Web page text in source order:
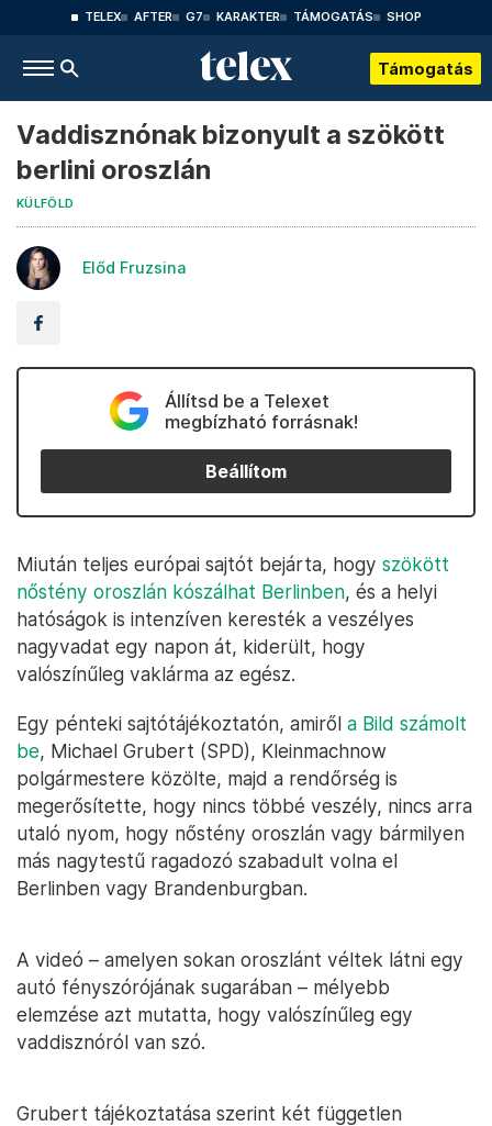
TELEX AFTER G7 KARAKTER TÁMOGATÁS SHOP
Támogatás
Vaddisznónak bizonyult a szökött
berlini oroszlán
KÜLFÖLD
Előd Fruzsina
Állítsd be a Telexet
megbízható forrásnak!
Beállítom
Miután teljes európai sajtót bejárta, hogy szökött
nőstény oroszlán kószálhat Berlinben, és a helyi
hatóságok is intenzíven keresték a veszélyes
nagyvadat egy napon át, kiderült, hogy
valószínűleg vaklárma az egész.
Egy pénteki sajtótájékoztatón, amiről a Bild számolt
be, Michael Grubert (SPD), Kleinmachnow
polgármestere közölte, majd a rendőrség is
megerősítette, hogy nincs többé veszély, nincs arra
utaló nyom, hogy nőstény oroszlán vagy bármilyen
más nagytestű ragadozó szabadult volna el
Berlinben vagy Brandenburgban.
A videó – amelyen sokan oroszlánt véltek látni egy
autó fényszórójának sugarában – mélyebb
elemzése azt mutatta, hogy valószínűleg egy
vaddisznóról van szó.
Grubert tájékoztatása szerint két független